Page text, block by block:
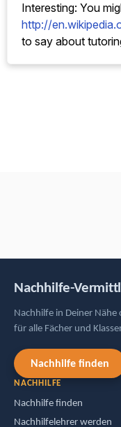
Interesting: You
http://
to say about
Nachhilfe-
Nachhilfe in Deiner
für alle Fächer und
Nachhilfe finden
NACHHILFE
Nachhilfe finden
Nachhilfelehrer werden